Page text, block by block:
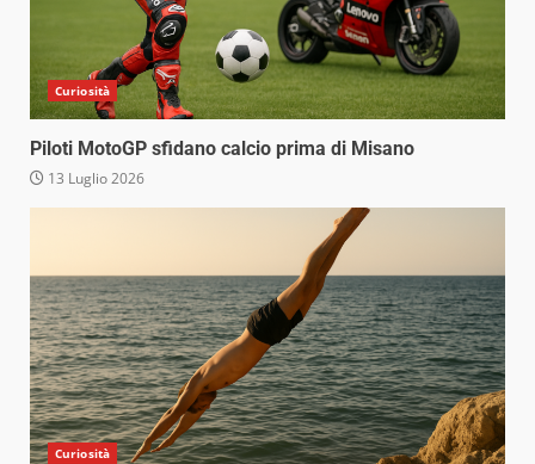
Curiosità
Piloti MotoGP sfidano calcio prima di Misano
13 Luglio 2026
Curiosità